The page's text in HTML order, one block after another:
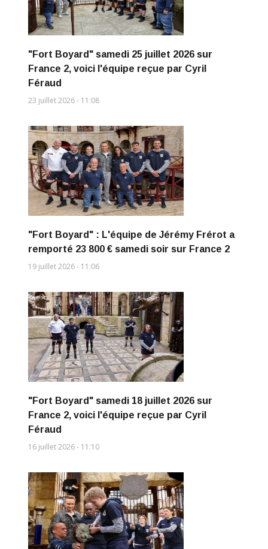
"Fort Boyard" samedi 25 juillet 2026 sur
France 2, voici l'équipe reçue par Cyril
Féraud
23 juillet 2026 - 11:08
"Fort Boyard" : L'équipe de Jérémy Frérot a
remporté 23 800 € samedi soir sur France 2
19 juillet 2026 - 11:06
"Fort Boyard" samedi 18 juillet 2026 sur
France 2, voici l'équipe reçue par Cyril
Féraud
16 juillet 2026 - 11:10